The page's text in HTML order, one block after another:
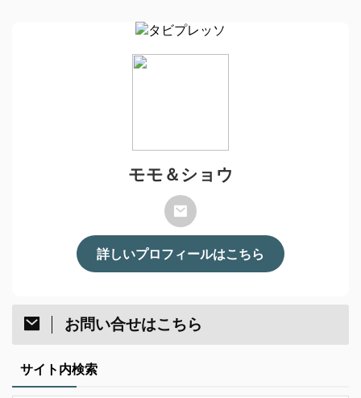
モモ＆ショウ
詳しいプロフィールはこちら
お問い合せはこちら
サイト内検索